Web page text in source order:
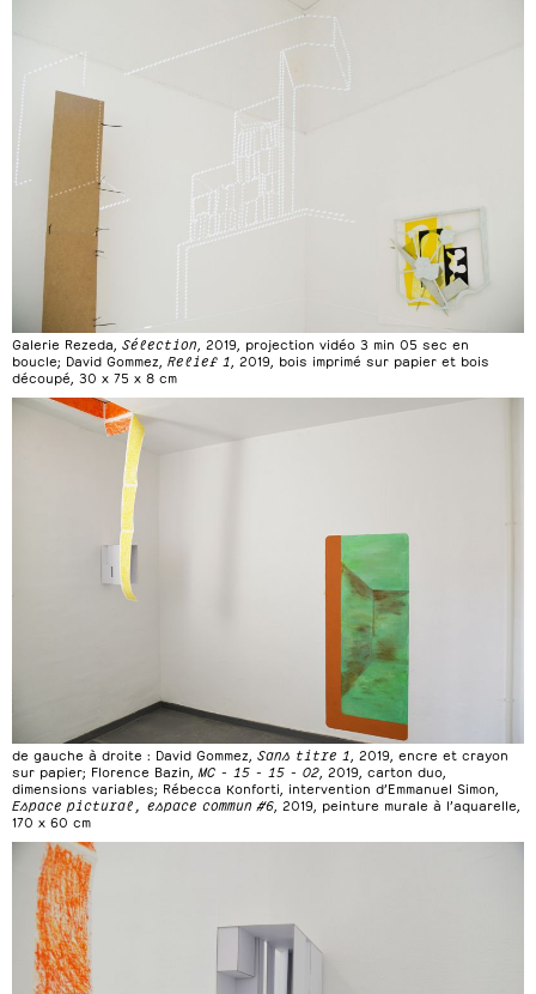
Galerie Rezeda, Sélection, 2019, projection vidéo 3 min 05 sec en
boucle; David Gommez, Relief 1, 2019, bois imprimé sur papier et bois
découpé, 30 x 75 x 8 cm
de gauche à droite : David Gommez, Sans titre 1 , 2019, encre et crayon
sur papier; Florence Bazin, MC - 15 - 15 - 02 , 2019, carton duo,
dimensions variables; Rébecca Konforti, intervention d’Emmanuel Simon,
Espace pictural, espace commun #6 , 2019, peinture murale à l’aquarelle,
170 x 60 cm